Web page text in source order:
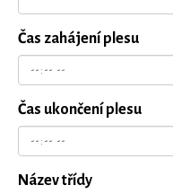
Čas zahájení plesu
Čas ukončení plesu
Název třídy